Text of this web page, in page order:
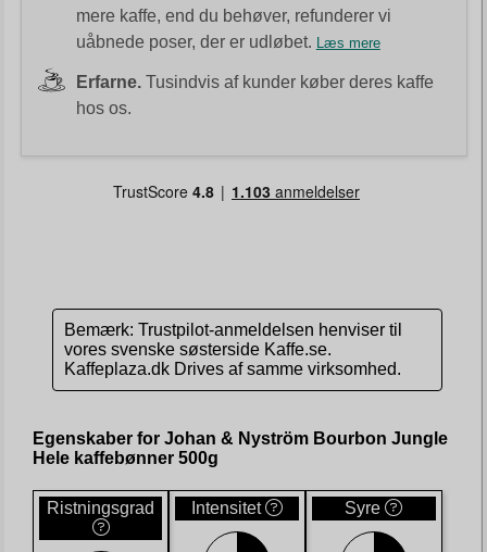
mere kaffe, end du behøver, refunderer vi
uåbnede poser, der er udløbet.
Læs mere
Erfarne.Tusindvis af kunder køber deres kaffe
hos os.
Bemærk: Trustpilot-anmeldelsen henviser til
vores svenske søsterside Kaffe.se.
Kaffeplaza.dk Drives af samme virksomhed.
Egenskaber for Johan & Nyström Bourbon Jungle
Hele kaffebønner 500g
Ristningsgrad Intensitet Syre